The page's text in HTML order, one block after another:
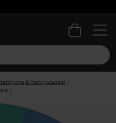
& Handyständer